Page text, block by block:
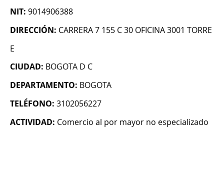
NIT: 9014906388
DIRECCIÓN: CARRERA 7 155 C 30 OFICINA 3001 TORRE
E
CIUDAD: BOGOTA D C
DEPARTAMENTO: BOGOTA
TELÉFONO: 3102056227
ACTIVIDAD: Comercio al por mayor no especializado